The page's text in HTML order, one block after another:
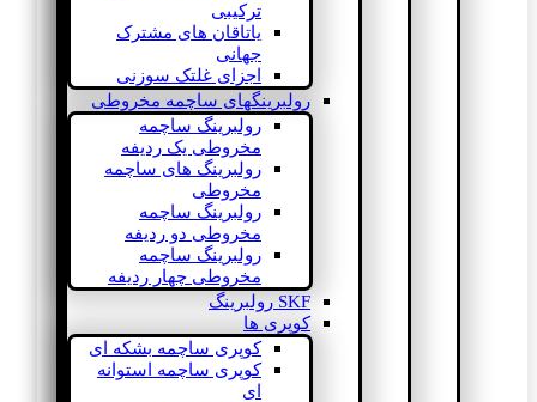
ترکیبی
یاتاقان های مشترک
جهانی
اجزای غلتک سوزنی
رولبرینگهای ساچمه مخروطی
رولبرینگ ساچمه
مخروطی یک ردیفه
رولبرینگ های ساچمه
مخروطی
رولبرینگ ساچمه
مخروطی دو ردیفه
رولبرینگ ساچمه
مخروطی چهار ردیفه
SKF رولبرینگ
کوپری ها
کوپری ساچمه بشکه ای
کوپری ساچمه استوانه
ای